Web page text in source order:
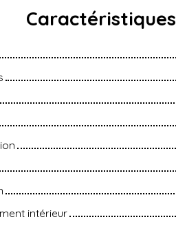
Caractéristiques
intérieur